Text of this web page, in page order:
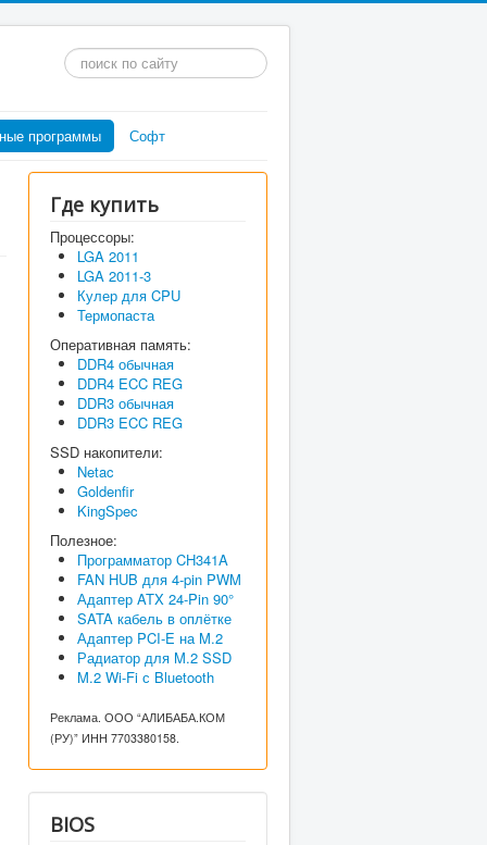
Искать...
программы Софт
Где купить
Процессоры:
LGA 2011
LGA 2011-3
Кулер для CPU
Термопаста
Оперативная память:
DDR4 обычная
DDR4 ECC REG
DDR3 обычная
DDR3 ECC REG
SSD накопители:
Netac
Goldenfir
KingSpec
Полезное:
Программатор CH341A
FAN HUB для 4-pin PWM
Адаптер ATX 24-Pin 90°
SATA кабель в оплётке
Адаптер PCI-E на M.2
Радиатор для M.2 SSD
M.2 Wi-Fi с Bluetooth
Реклама. ООО “АЛИБАБА.КОМ
(РУ)” ИНН 7703380158.
BIOS